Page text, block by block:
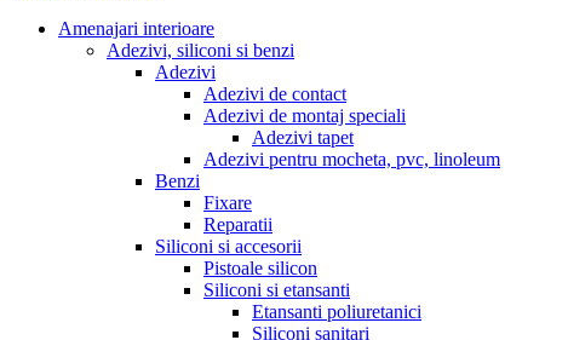
Amenajari interioare
Adezivi, siliconi si benzi
Adezivi
Adezivi de contact
Adezivi de montaj speciali
Adezivi tapet
Adezivi pentru mocheta, pvc, linoleum
Benzi
Fixare
Reparatii
Siliconi si accesorii
Pistoale silicon
Siliconi si etansanti
Etansanti poliuretanici
Siliconi sanitari